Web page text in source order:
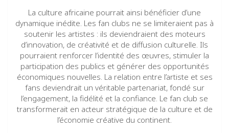
La culture africaine pourrait ainsi bénéficier d’une
dynamique inédite. Les fan clubs ne se limiteraient pas à
soutenir les artistes : ils deviendraient des moteurs
d’innovation, de créativité et de diffusion culturelle. Ils
pourraient renforcer l’identité des œuvres, stimuler la
participation des publics et générer des opportunités
économiques nouvelles. La relation entre l’artiste et ses
fans deviendrait un véritable partenariat, fondé sur
l’engagement, la fidélité et la confiance. Le fan club se
transformerait en acteur stratégique de la culture et de
l’économie créative du continent.